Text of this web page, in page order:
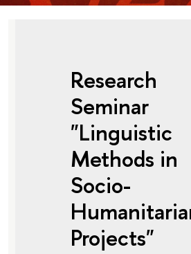
Research
Seminar
"Linguistic
Methods in
Socio-
Projects"